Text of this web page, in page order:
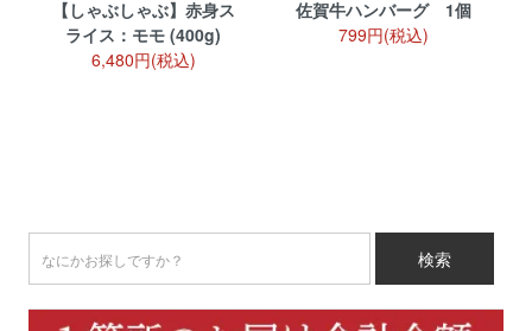
【しゃぶしゃぶ】赤身ス
ライス：モモ (400g)
6,480円(税込)
佐賀牛ハンバーグ 1個
799円(税込)
検索